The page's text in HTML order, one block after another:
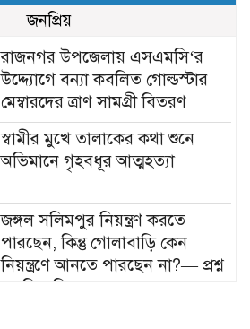
জনপ্রিয়
রাজনগর উপজেলায় এসএমসি‘র
উদ্দ্যোগে বন্যা কবলিত গোল্ডস্টার
মেম্বারদের ত্রাণ সামগ্রী বিতরণ
স্বামীর মুখে তালাকের কথা শুনে
অভিমানে গৃহবধূর আত্মহত্যা
জঙ্গল সলিমপুর নিয়ন্ত্রণ করতে
পারছেন, কিন্তু গোলাবাড়ি কেন
নিয়ন্ত্রণে আনতে পারছেন না?— প্রশ্ন
এমপি মনিরুলের